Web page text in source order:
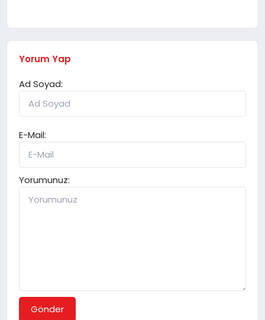
Yorum Yap
Ad Soyad:
E-Mail:
Yorumunuz:
Gönder